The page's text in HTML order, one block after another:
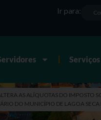
Ir para:
Serviços
AS ALÍQUOTAS DO IMPOSTO
DO MUNICÍPIO DE LAGOA SECA